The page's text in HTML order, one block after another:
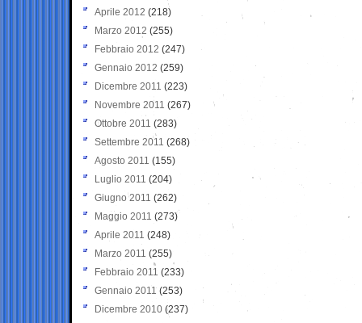
Aprile 2012 (218)
Marzo 2012 (255)
Febbraio 2012 (247)
Gennaio 2012 (259)
Dicembre 2011 (223)
Novembre 2011 (267)
Ottobre 2011 (283)
Settembre 2011 (268)
Agosto 2011 (155)
Luglio 2011 (204)
Giugno 2011 (262)
Maggio 2011 (273)
Aprile 2011 (248)
Marzo 2011 (255)
Febbraio 2011 (233)
Gennaio 2011 (253)
Dicembre 2010 (237)